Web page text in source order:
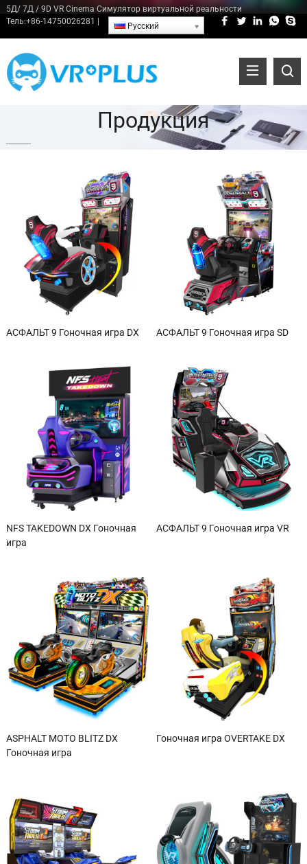
5Д/ 7Д / 9D VR Cinema Симулятор виртуальной реальности
Тель:+86-14750026281 | Русский
Продукция
АСФАЛЬТ 9 Гоночная игра DX АСФАЛЬТ 9 Гоночная игра SD
NFS TAKEDOWN DX Гоночная
игра
АСФАЛЬТ 9 Гоночная игра VR
ASPHALT MOTO BLITZ DX
Гоночная игра
Гоночная игра OVERTAKE DX